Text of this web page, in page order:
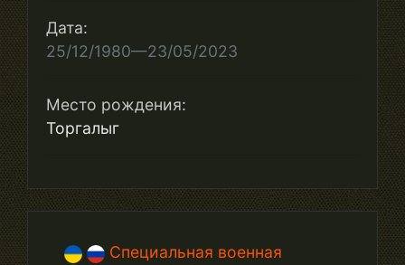
Дата:
25/12/1980—23/05/2023
Место рождения:
Торгалыг
Специальная военная